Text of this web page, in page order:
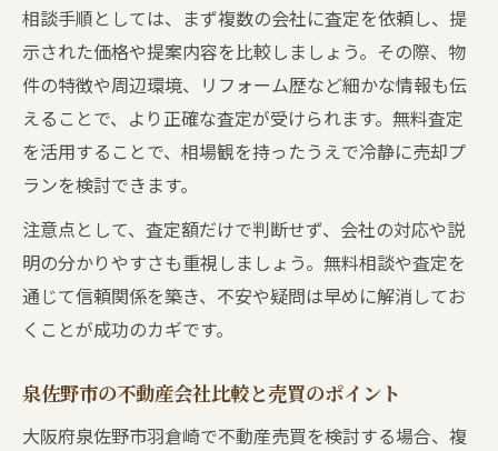
相談手順としては、まず複数の会社に査定を依頼し、提
示された価格や提案内容を比較しましょう。その際、物
件の特徴や周辺環境、リフォーム歴など細かな情報も伝
えることで、より正確な査定が受けられます。無料査定
を活用することで、相場観を持ったうえで冷静に売却プ
ランを検討できます。
注意点として、査定額だけで判断せず、会社の対応や説
明の分かりやすさも重視しましょう。無料相談や査定を
通じて信頼関係を築き、不安や疑問は早めに解消してお
くことが成功のカギです。
泉佐野市の不動産会社比較と売買のポイント
大阪府泉佐野市羽倉崎で不動産売買を検討する場合、複